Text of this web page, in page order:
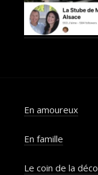
En amoureux
En famille
Le coin de la déco